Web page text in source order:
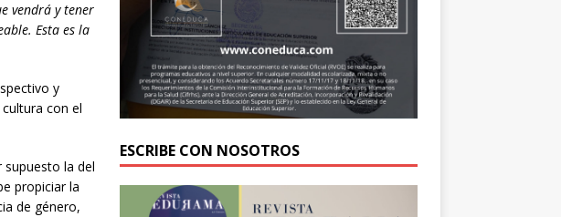
vendrá y tener
Esta es la
y
con el
supuesto la del
propiciar la
de género,
ESCRIBE CON NOSOTROS